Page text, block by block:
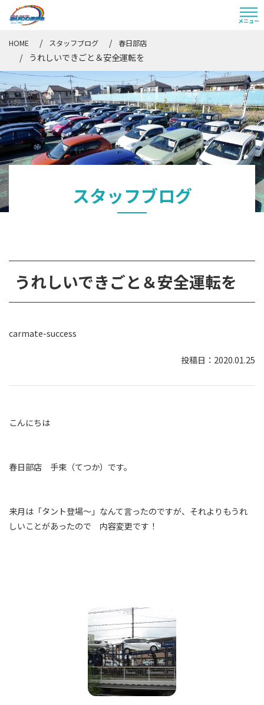
HOME スタッフブログ 春日部店
うれしいできごと＆安全運転を
スタッフブログ
うれしいできごと＆安全運転を
carmate-success
2020.01.25
こんにちは
春日部店 手束（てつか）です。
来月は「タント登場～」なんて言ったのですが、それよりもうれ
しいことがあったので 内容変更です！